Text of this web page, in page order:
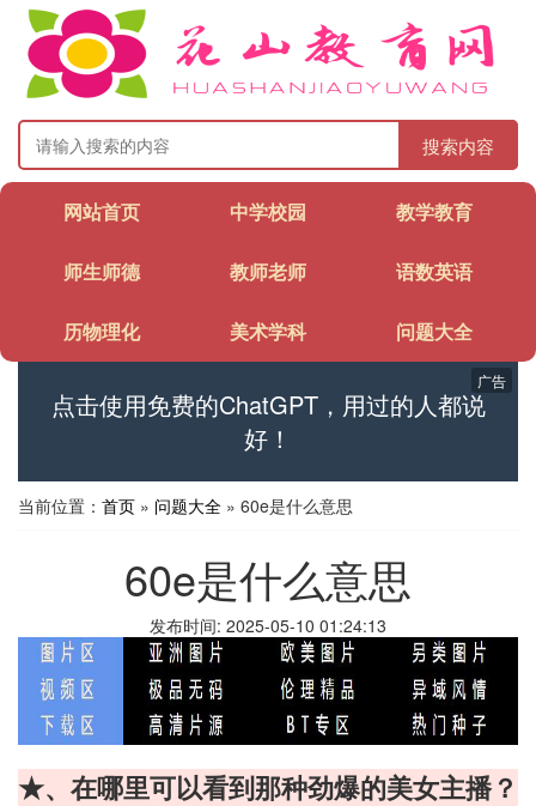
搜索内容
网站首页 中学校园 教学教育
师生师德 教师老师 语数英语
历物理化 美术学科 问题大全
点击使用免费的ChatGPT，用过的人都说
好！
广告
当前位置： 首页 » 问题大全 » 60e是什么意思
60e是什么意思
发布时间: 2025-05-10 01:24:13
★、在哪里可以看到那种劲爆的美女主播？